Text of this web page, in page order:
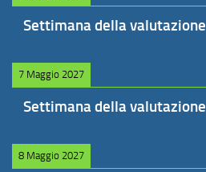
Settimana della valutazione
7 Maggio 2027
Settimana della valutazione
8 Maggio 2027